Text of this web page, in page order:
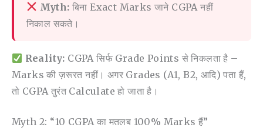
Myth: बिना Exact Marks जाने CGPA नहीं
निकाल सकते।
Reality: CGPA सिर्फ Grade Points से निकलता है –
Marks की ज़रूरत नहीं। अगर Grades (A1, B2, आदि) पता हैं,
तो CGPA तुरंत Calculate हो जाता है।
Myth 2: “10 CGPA का मतलब 100% Marks हैं”